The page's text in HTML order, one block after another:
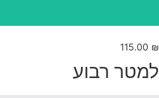
115.00
רבוע